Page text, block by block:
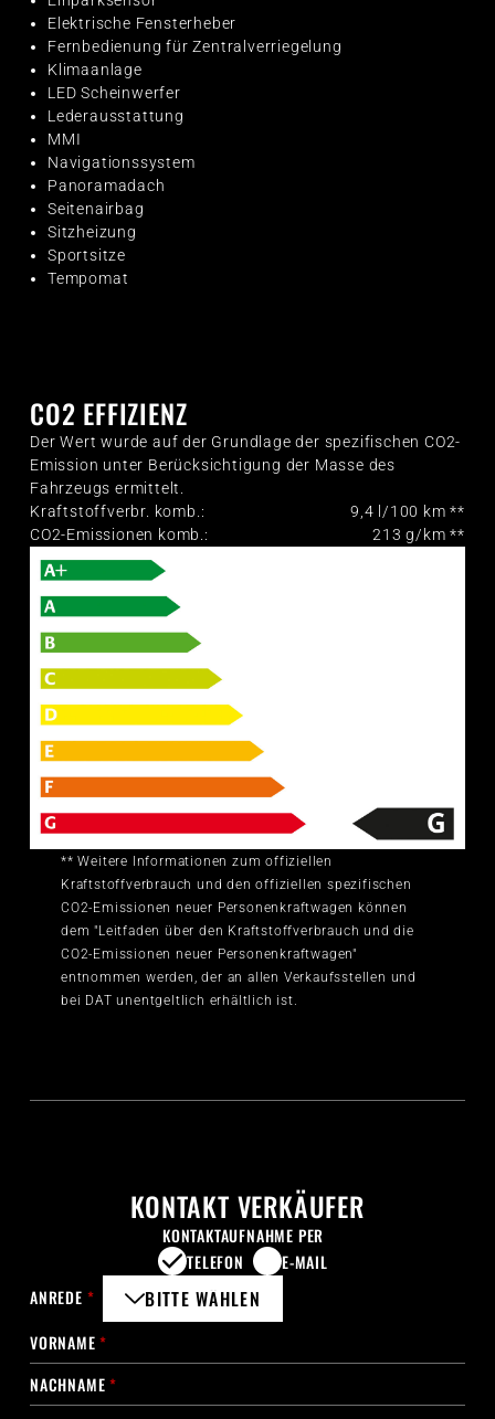
Elektrische Fensterheber
Fernbedienung für Zentralverriegelung
Klimaanlage
LED Scheinwerfer
Lederausstattung
MMI
Navigationssystem
Panoramadach
Seitenairbag
Sitzheizung
Sportsitze
Tempomat
CO2 EFFIZIENZ
Der Wert wurde auf der Grundlage der spezifischen CO2-
Emission unter Berücksichtigung der Masse des
Fahrzeugs ermittelt.
Kraftstoffverbr. komb.:
9,4 l/100 km **
CO2-Emissionen komb.:
213 g/km **
** Weitere Informationen zum offiziellen
Kraftstoffverbrauch und den offiziellen spezifischen
CO2-Emissionen neuer Personenkraftwagen können
dem "Leitfaden über den Kraftstoffverbrauch und die
CO2-Emissionen neuer Personenkraftwagen"
entnommen werden, der an allen Verkaufsstellen und
bei DAT unentgeltlich erhältlich ist.
KONTAKT VERKÄUFER
KONTAKTAUFNAHME PER
TELEFON
E-MAIL
ANREDE * BITTE WÄHLEN
VORNAME*
NACHNAME*